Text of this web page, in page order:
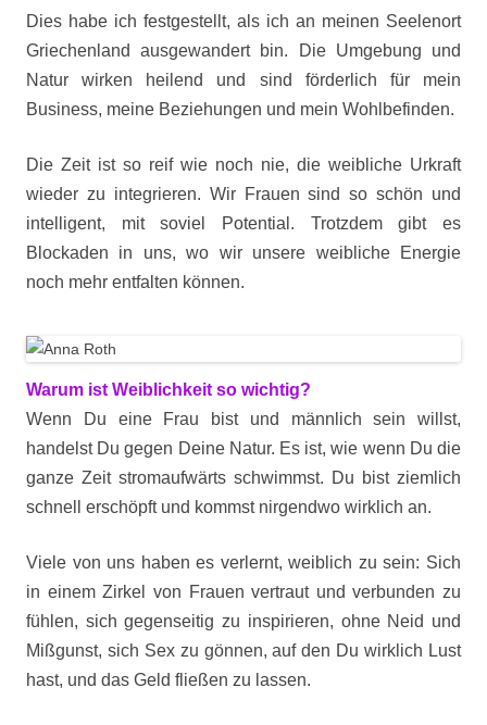
Dies habe ich festgestellt, als ich an meinen Seelenort
Griechenland ausgewandert bin. Die Umgebung und
Natur wirken heilend und sind förderlich für mein
Business, meine Beziehungen und mein Wohlbefinden.
Die Zeit ist so reif wie noch nie, die weibliche Urkraft
wieder zu integrieren. Wir Frauen sind so schön und
intelligent, mit soviel Potential. Trotzdem gibt es
Blockaden in uns, wo wir unsere weibliche Energie
noch mehr entfalten können.
Warum ist Weiblichkeit so wichtig?
Wenn Du eine Frau bist und männlich sein willst,
handelst Du gegen Deine Natur. Es ist, wie wenn Du die
ganze Zeit stromaufwärts schwimmst. Du bist ziemlich
schnell erschöpft und kommst nirgendwo wirklich an.
Viele von uns haben es verlernt, weiblich zu sein: Sich
in einem Zirkel von Frauen vertraut und verbunden zu
fühlen, sich gegenseitig zu inspirieren, ohne Neid und
Mißgunst, sich Sex zu gönnen, auf den Du wirklich Lust
hast, und das Geld fließen zu lassen.